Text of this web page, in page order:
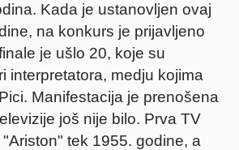
Kada je ustanovljen ovaj
na konkurs je prijavljeno
je ušlo 20, koje su
interpretatora, medju kojima
Manifestacija je prenošena
još nije bilo. Prva TV
tek 1955. godine, a